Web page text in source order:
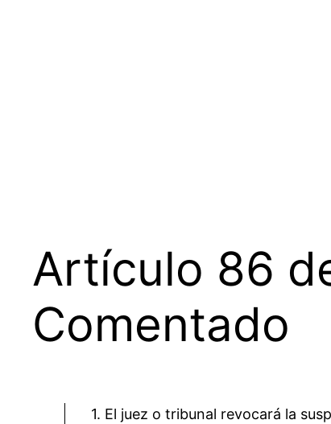
Artículo 86
Comentado
1. El juez o tribunal revocará la